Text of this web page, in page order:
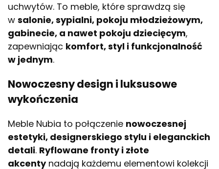
uchwytów. To meble, które sprawdzą się
w salonie, sypialni, pokoju młodzieżowym,
gabinecie, a nawet pokoju dziecięcym,
zapewniając komfort, styl i funkcjonalność
w jednym.
Nowoczesny design i luksusowe
wykończenia
Meble Nubia to połączenie nowoczesnej
estetyki, designerskiego stylu i eleganckich
detali. Ryflowane fronty i złote
akcentynadają każdemu elementowi kolekcji